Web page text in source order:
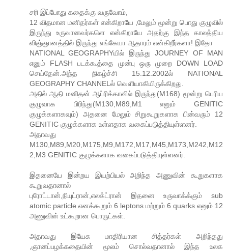
சரி இப்போது கதைக்கு வருவோம்,
12 விதமான மனிதர்கள் என்கிறாயே ,மேலும் மூன்று பொது குழுவில்
இருந்து உருவானவர்களெ என்கிறாயே அதற்கு இந்த காலத்திய
விஞ்ஞானத்தில் இருந்து எங்கேயா ஆதாரம் என்கிறீர்களா! இதோ
NATIONAL GEOGRAPHYயில் இருந்து JOURNEY OF MAN
எனும் FLASH படக்கூத்தை முன்பு ஒரு முறை DOWN LOAD
செய்தேன்.அந்த நிகழ்ச்சி 15.12.2002ல் NATIONAL
GEOGRAPHY CHANNELல் வெளியாகியிருக்கிறது.
அதில் ஆதி மனிதன் ஆப்ரிக்காவில் இருந்து(M168) மூன்று பெரிய
குழுவாக பிரிந்து(M130,M89,M1 எனும் GENITIC
குழுக்களாகவும்) அதனை மேலும் சிறுகூறுகளாக பின்வரும் 12
GENITIC குழுக்களாக உள்ளதாக வகைப்படுத்தியுள்ளனர்.
அதாவது
M130,M89,M20,M175,M9,M172,M17,M45,M173,M242,M12
2,M3 GENITIC குழுக்களாக வகைப்படுத்தியுள்ளனர்.
இதனையே இன்றய இயற்பியல் அறிந்த அணுவின் கூறுகளாக
கூறுவதானால்
புரோட்டான்,நியுட்ரான்,எலக்ட்ரான் இதனை உருவாக்க்கும் sub
atomic particle எனக்கூறும் 6 leptons மற்றும் 6 quarks எனும் 12
அணுவின் உட்கூறான பொருட்கள்.
அதாவது இயேசு மாதிரியான சித்தர்கள் அறிந்தது
,ஞானப்பழக்கதையின் மூலம் சொல்வதானால் இந்த உலக